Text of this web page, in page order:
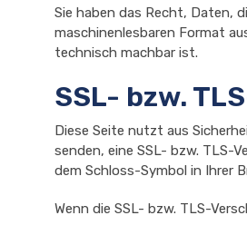
Sie haben das Recht, Daten,
maschinenlesbaren Format
technisch machbar ist.
SSL- bzw.
Diese Seite nutzt aus
senden, eine SSL- bzw. TLS-
dem Schloss-Symbol in Ihrer
Wenn die SSL- bzw. TLS-